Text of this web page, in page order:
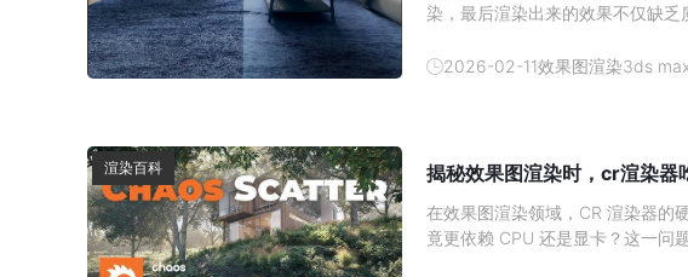
染，最后渲染出来的效果不仅缺乏
图质感提升技巧1、 首先将准备好
2026-02-11效果图渲染3ds
渲染百科 揭秘效果图渲染时，cr渲染器
在效果图渲染领域，CR 渲染器的
竟更依赖 CPU 还是显卡？这一问